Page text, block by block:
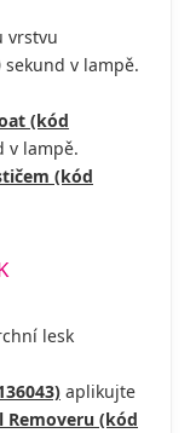
vrstvu
v lampě.
(kód
v lampě.
(kód
lesk
aplikujte
Removeru (kód